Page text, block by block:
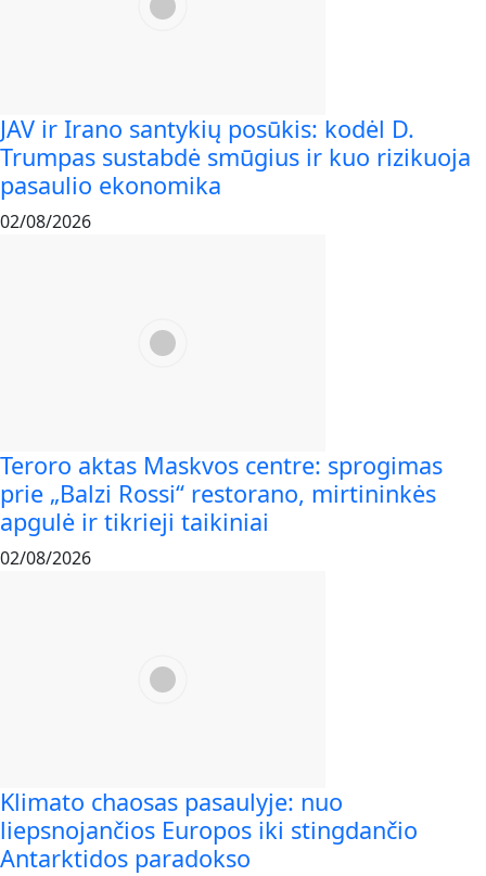
JAV ir Irano santykių posūkis: kodėl D.
Trumpas sustabdė smūgius ir kuo rizikuoja
pasaulio ekonomika
02/08/2026
Teroro aktas Maskvos centre: sprogimas
prie „Balzi Rossi“ restorano, mirtininkės
apgulė ir tikrieji taikiniai
02/08/2026
Klimato chaosas pasaulyje: nuo
liepsnojančios Europos iki stingdančio
Antarktidos paradokso